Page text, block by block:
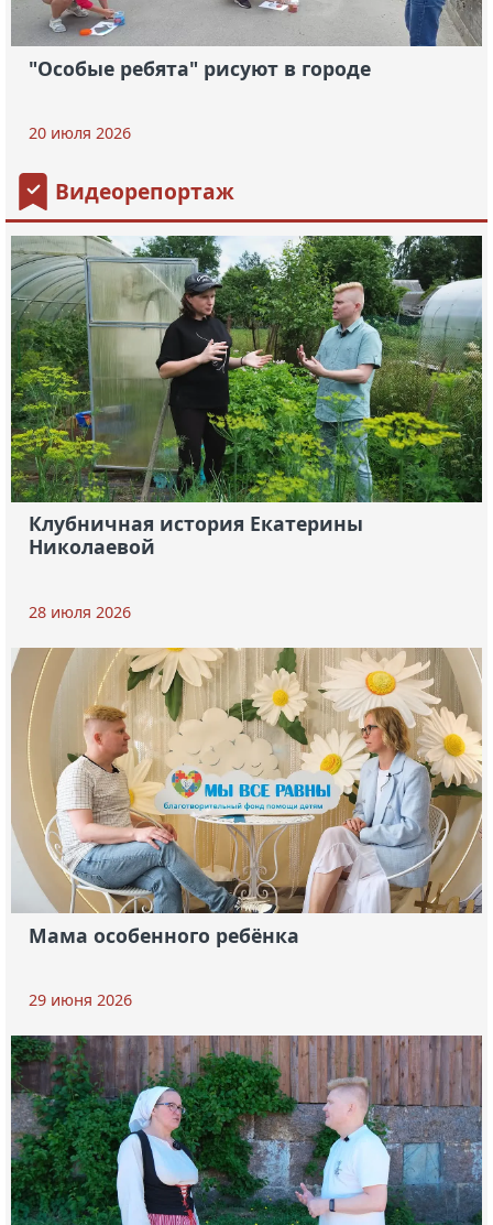
"Особые ребята" рисуют в городе
20 июля 2026
Видеорепортаж
Клубничная история Екатерины
Николаевой
28 июля 2026
Мама особенного ребёнка
29 июня 2026